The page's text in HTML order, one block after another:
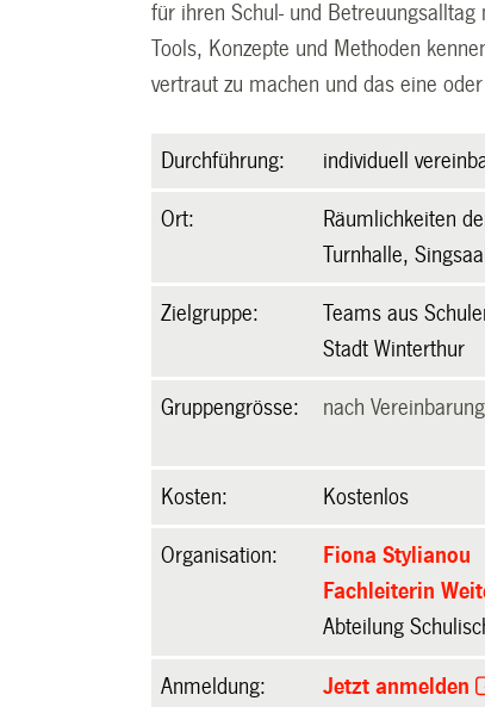
für ihren Schul- und
Tools, Konzepte und Methoden
vertraut zu machen und das eine
Durchführung: individuell
Ort:
Räumlichkeiten
Turnhalle,
Zielgruppe:
Teams aus
Stadt Winterthur
Gruppengrösse: nach Vereinbarung
Kosten: Kostenlos
Organisation:
Fiona Stylianou
Fachleiterin
Abteilung
Anmeldung: Jetzt anmelden